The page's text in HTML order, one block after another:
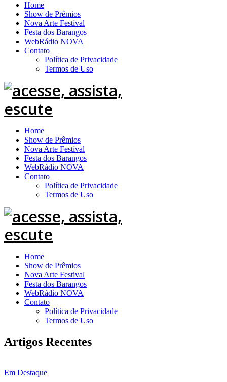
Home
Show de Prêmios
Nova Arte Festival
Festa dos Barangos
WebRádio NOVA
Contato
Política de Privacidade
Termos de Uso
Home
Show de Prêmios
Nova Arte Festival
Festa dos Barangos
WebRádio NOVA
Contato
Política de Privacidade
Termos de Uso
Home
Show de Prêmios
Nova Arte Festival
Festa dos Barangos
WebRádio NOVA
Contato
Política de Privacidade
Termos de Uso
Artigos Recentes
Em Destaque